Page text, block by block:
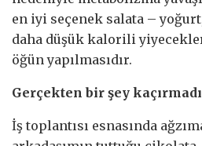
en iyi seçenek salata –
daha düşük kalorili
öğün yapılmasıdır.
Gerçekten bir şey
İş toplantısı esnasında